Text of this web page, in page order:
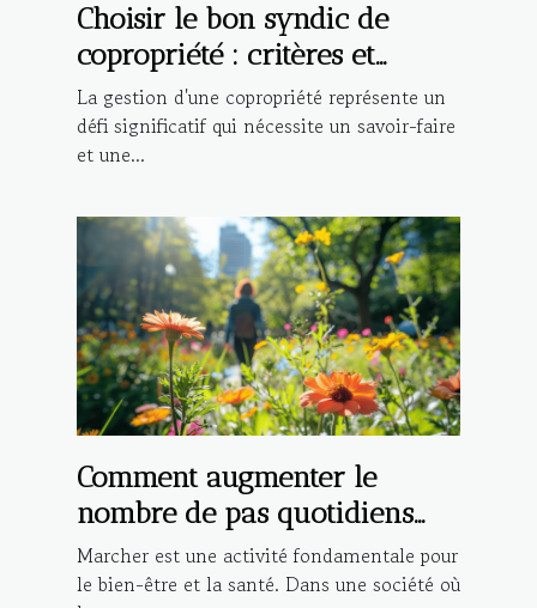
Choisir le bon syndic de
copropriété : critères et
avantages
La gestion d'une copropriété représente un
défi significatif qui nécessite un savoir-faire
et une...
Comment augmenter le
nombre de pas quotidiens
pour une meilleure santé
Marcher est une activité fondamentale pour
le bien-être et la santé. Dans une société où